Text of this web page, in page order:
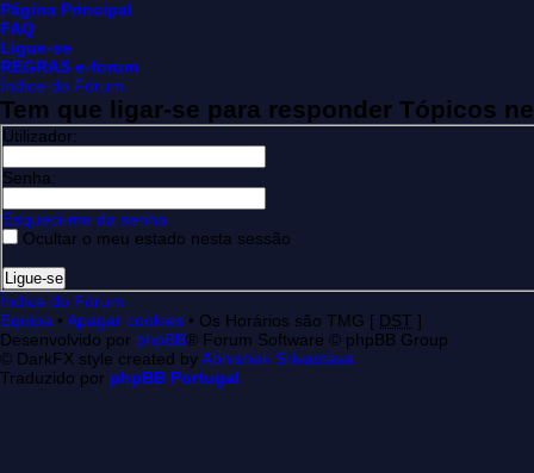
Página Principal
FAQ
Ligue-se
REGRAS e-forum
Índice do Fórum
Tem que ligar-se para responder Tópicos
Utilizador:
Senha:
Esqueci-me da senha
Ocultar o meu estado nesta sessão
Índice do Fórum
Equipa • Apagar cookies • Os Horários são TMG [ DST ]
Desenvolvido por phpBB® Forum Software © phpBB Group
© DarkFX style created byAbhishek Srivastava
Traduzido por phpBB Portugal